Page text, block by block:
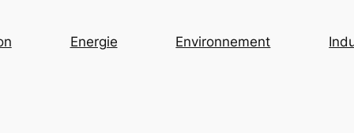
Energie Environnement